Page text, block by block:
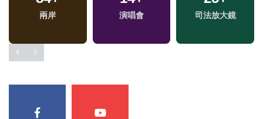
兩岸 演唱會 司法放大鏡
生活 文教 運動